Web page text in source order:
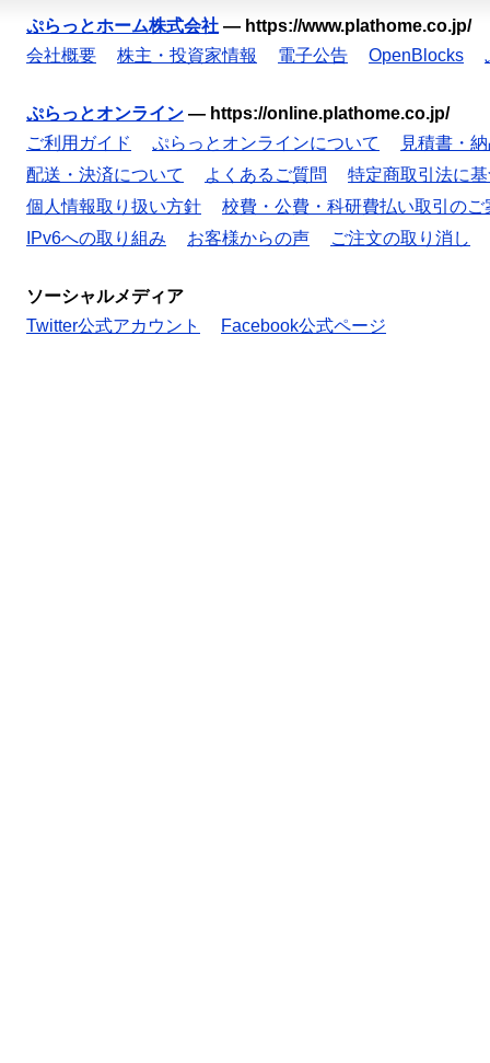
ぷらっとホーム株式会社 — https://www.plathome.co.jp/
会社概要
株主・投資家情報 電子公告 OpenBlocks
ぷらっとオンライン — https://online.plathome.co.jp/
ご利用ガイド
ぷらっとオンラインについて
見積書・
配送・決済について
よくあるご質問
特定商取引法に
個人情報取り扱い方針
校費・公費・科研費払い取引のご
IPv6への取り組み
お客様からの声 ご注文の取り消し
ソーシャルメディア
Twitter公式アカウント
Facebook公式ページ